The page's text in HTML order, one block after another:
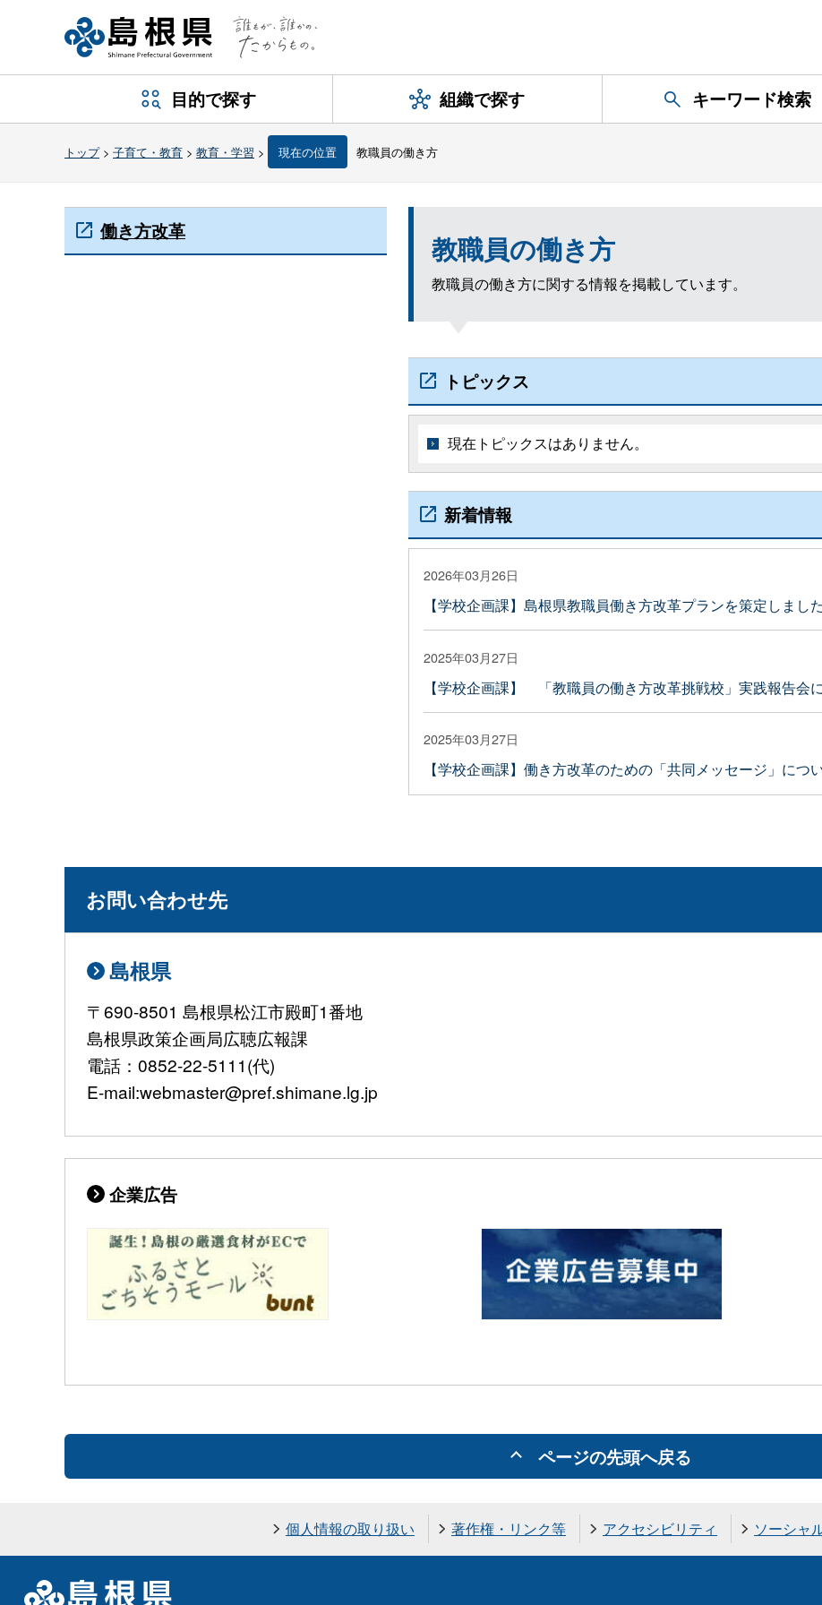
目的で探す 組織で探す キーワード検索
トップ> 子育て・教育 > 教育・学習 > 現在の位置 教職員の働き方
教職員の働き方
教職員の働き方に関する情報を掲載しています。
トピックス
現在トピックスはありません。
新着情報
2026年03月26日
【学校企画課】島根県教職員働き方改革プランを策定しました
2025年03月27日
【学校企画課】 「教職員の働き方改革挑戦校」実践報告会
2025年03月27日
【学校企画課】働き方改革のための「共同メッセージ」につ
働き方改革
お問い合わせ先
島根県
〒690-8501 島根県松江市殿町1番地
島根県政策企画局広聴広報課
電話：0852-22-5111(代)
E-mail:webmaster@pref.shimane.lg.jp
企業広告
ページの先頭へ戻る
個人情報の取り扱い 著作権・リンク等 アクセシビリティ ソーシャ